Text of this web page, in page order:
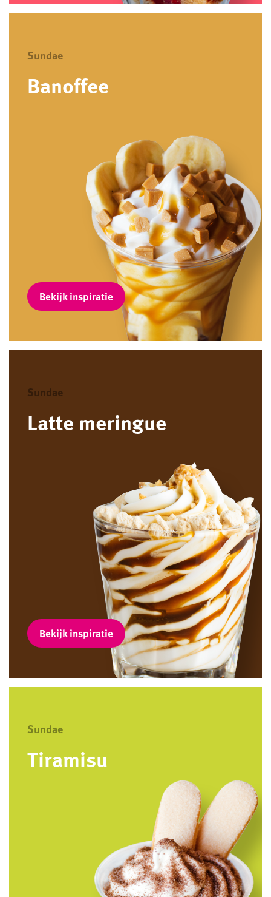
Sundae
Banoffee
Bekijk inspiratie
Sundae
Latte meringue
Bekijk inspiratie
Sundae
Tiramisu